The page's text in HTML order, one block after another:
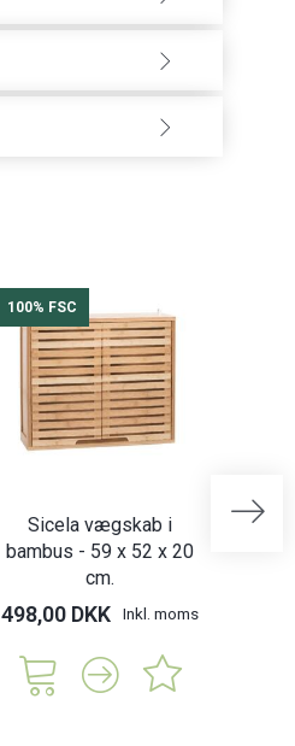
100% FSC
Sicela vægskab i
bambus - 59 x 52 x 20
cm.
498,00 DKK Inkl. moms